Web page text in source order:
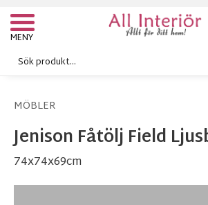
Meny
MÖBLER
Jenison Fåtölj Field
74x74x69cm